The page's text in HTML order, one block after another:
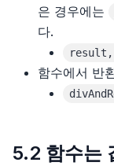
은 경우에는
다.
result,
함수에서 반
5.2 함수는